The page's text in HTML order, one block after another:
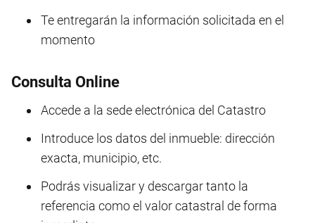
Te entregarán la información solicitada en el
momento
Consulta Online
Accede a la sede electrónica del Catastro
Introduce los datos del inmueble: dirección
exacta, municipio, etc.
Podrás visualizar y descargar tanto la
referencia como el valor catastral de forma